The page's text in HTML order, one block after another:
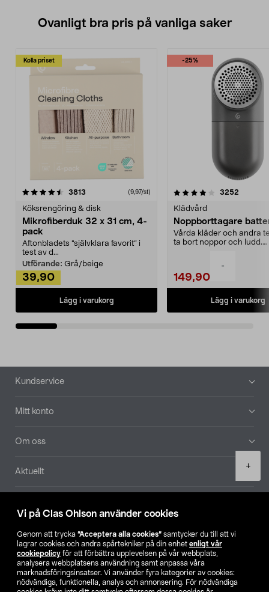
Vi på Clas Ohlson använder cookies
Genom att trycka ”Acceptera alla cookies” samtycker du till att vi
lagrar cookies och andra spårtekniker på din enhet enligt vår
cookiepolicy för att förbättra upplevelsen på vår webbplats,
analysera webbplatsens användning samt anpassa våra
marknadsföringsinsatser. Vi använder fyra kategorier av cookies:
nödvändiga, funktionella, analys och annonsering. För nödvändiga
-
+
Ovanligt bra pris på vanliga saker
Kolla priset
3813 (9,97/st)
Köksrengöring & disk
Mikrofiberduk 32 x 31 cm, 4-
pack
Aftonbladets "självklara favorit” i
test av d...
Utförande: Grå/beige
39,90
Lägg i varukorg
-25%
4.0av 5 stjärnor 3252
Klädvård
Noppborttagare
Vårda kläder och andra
ta bort noppor och ludd.
149,90
Lägg i varukorg
4.5av 5 stjärnor
Sidfot
Kundservice
Mitt konto
Om oss
Aktuellt
Hitta butik
SE NO FI